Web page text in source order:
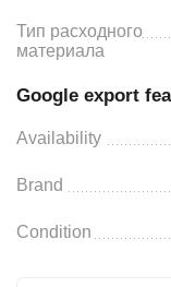
Тип расходного
материала
Google export
Availability
Brand
Condition